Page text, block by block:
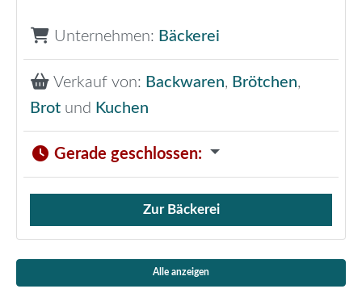
Unternehmen: Bäckerei
Verkauf von: Backwaren, Brötchen,
Brot und Kuchen
Gerade geschlossen:
Verkauf von Brötchen,
Zur Bäckerei
Alle anzeigen